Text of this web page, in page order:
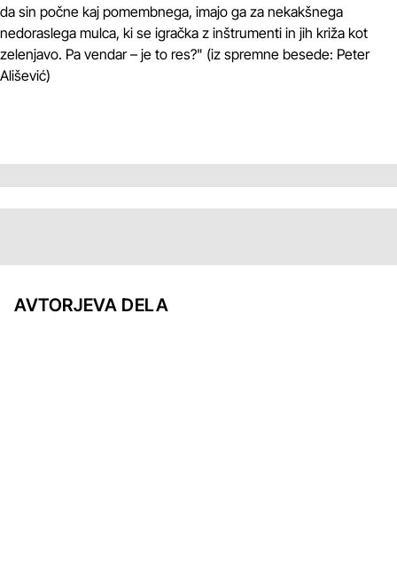
da sin počne kaj pomembnega, imajo ga za nekakšnega
nedoraslega mulca, ki se igračka z inštrumenti in jih križa kot
zelenjavo. Pa vendar – je to res?" (iz spremne besede: Peter
Ališević)
AVTORJEVA DELA